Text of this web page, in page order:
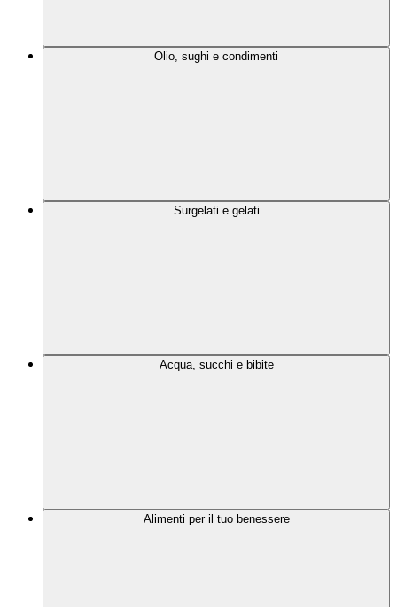
Olio, sughi e condimenti
Surgelati e gelati
Acqua, succhi e bibite
Alimenti per il tuo benessere